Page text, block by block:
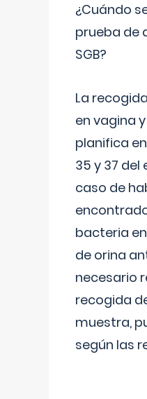
¿Cuándo
prueba de
SGB?
La
en vagina
planifica
35 y 37 del
caso de
bacteria
de orina
necesario
recogida
muestra,
según las